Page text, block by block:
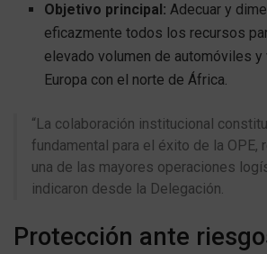
Objetivo principal: Adecuar y
eficazmente todos los recursos
elevado volumen de automóviles y
Europa con el norte de África.
“La colaboración institucional
fundamental para el éxito de la OPE,
una de las mayores operaciones
indicaron desde la Delegación.
Protección ante